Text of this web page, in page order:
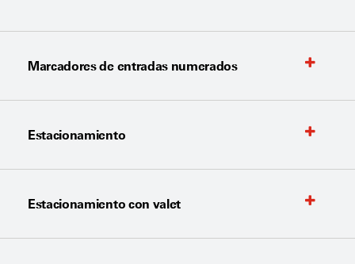
Marcadores de entradas numerados
Estacionamiento
Estacionamiento con valet